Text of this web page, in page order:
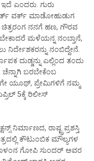
ಎಂದರು. ಗುರು
ವರ್ಕ್ ಮಾಡೋ‌ಹುಡುಗ
ಚಿತ್ರರಂಗ ನನಗೆ ಹಣ, ಗೌರವ
ಮಳೆಯನ್ನ ನಂಬ್ತಾನೆ,
ನಿರ್ದೇಶಕರನ್ನು ನಂಬಿದ್ದೇನೆ.
ದುಡ್ಡನ್ನು ಎಲ್ಲಿಂದ ತಂದು
ಬರಬೇಕೆಂಬ
ಯೂಥ್, ಪ್ರೇಮಿಗಳಿಗೆ ನಮ್ಮ
5ಕ್ಕೆ ರಿಲೀಸ್
ನಿರ್ಮಾಣದ, ರಾಷ್ಟ್ರಪ್ರಶಸ್ತಿ
ಕೌಟುಂಬಿಕ ಮೌಲ್ಯಗಳ
ಗೋಪಿ ಸುಂದರ್ ಅವರ